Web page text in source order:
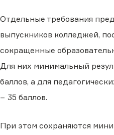
Отдельные требования
выпускников колледжей,
сокращенные
Для них минимальный
баллов, а для
− 35 баллов.
При этом сохраняются